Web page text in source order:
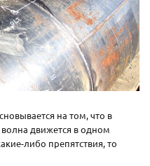
на том, что в
движется в одном
либо препятствия, то